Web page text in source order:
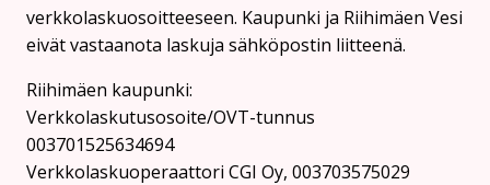
verkkolaskuosoitteeseen. Kaupunki ja Riihimäen Vesi
eivät vastaanota laskuja sähköpostin liitteenä.
Riihimäen kaupunki:
Verkkolaskutusosoite/OVT-tunnus
003701525634694
Verkkolaskuoperaattori CGI Oy, 003703575029